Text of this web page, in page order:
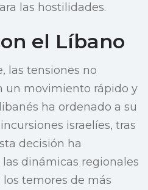
las hostilidades.
el Líbano
las tensiones no
un movimiento rápido y
ha ordenado a su
israelíes, tras
decisión ha
dinámicas regionales
temores de más